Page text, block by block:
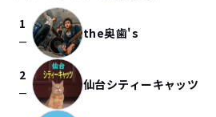
1
check_indeterminate_small the奥歯's
2
check_indeterminate_small 仙台シティーキャッツ